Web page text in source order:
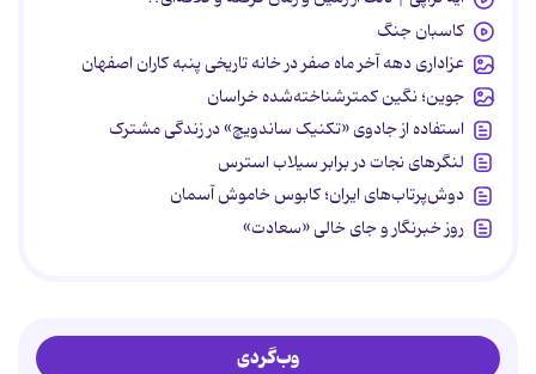
کاسبان جنگ
عزاداری دهه آخر ماه صفر در خانه تاریخی پنبه کاران اصفهان
جوین؛ نگین کمترشناخته‌شده خراسان
استفاده از جادوی «تکنیک ساندویچ» در زندگی مشترک
لنگرهای نجات در برابر سیلاب استرس
دوش‌پرتاب‌های ایران؛ کابوس خاموش آسمان
روز خبرنگار و جای خالی «سعادت»
وب‌گردی